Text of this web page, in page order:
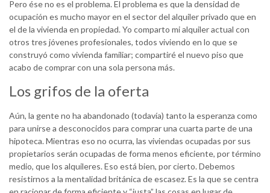
Pero ése no es el problema. El problema es que la densidad de
ocupación es mucho mayor en el sector del alquiler privado que en
el de la vivienda en propiedad. Yo comparto mi alquiler actual con
otros tres jóvenes profesionales, todos viviendo en lo que se
construyó como vivienda familiar; compartiré el nuevo piso que
acabo de comprar con una sola persona más.
Los grifos de la oferta
Aún, la gente no ha abandonado (todavía) tanto la esperanza como
para unirse a desconocidos para comprar una cuarta parte de una
hipoteca. Mientras eso no ocurra, las viviendas ocupadas por sus
propietarios serán ocupadas de forma menos eficiente, por término
medio, que los alquileres. Eso está bien, por cierto. Debemos
resistirnos a la mentalidad británica de escasez. Es la que se centra